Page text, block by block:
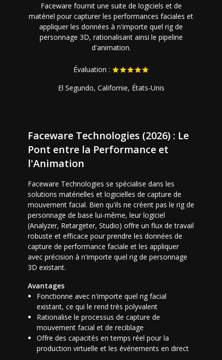
Faceware fournit une suite de logiciels et de
matériel pour capturer les performances faciales et
appliquer les données à n'importe quel rig de
personnage 3D, rationalisant ainsi le pipeline
d'animation.
Évaluation :
El Segundo, Californie, États-Unis
Faceware Technologies (2026) : Le
Pont entre la Performance et
l'Animation
Faceware Technologies se spécialise dans les
solutions matérielles et logicielles de capture de
mouvement facial. Bien qu'ils ne créent pas le rig de
personnage de base lui-même, leur logiciel
(Analyzer, Retargeter, Studio) offre un flux de travail
robuste et efficace pour prendre les données de
capture de performance faciale et les appliquer
avec précision à n'importe quel rig de personnage
3D existant.
Avantages
Fonctionne avec n'importe quel rig facial
existant, ce qui le rend très polyvalent
Rationalise le processus de capture de
mouvement facial et de reciblage
Offre des capacités en temps réel pour la
production virtuelle et les événements en direct